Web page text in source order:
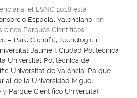
el ESNC 2018 está
Espacial Valenciano en
cinco Parques Científicos
– Parc Científic, Tecnològic i
Jaume I, Ciudad Politécnica
Universitat Politècnica de
Universitat de València, Parque
de la Universidad Miguel
y Parque Científico Universitat